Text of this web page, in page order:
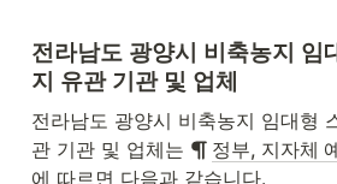
전라남도 광양시 비축농지 임
지 유관 기관 및 업체
전라남도 광양시 비축농지 임대형
관 기관 및 업체는
정부, 지자체
에 따르면 다음과 같습니다.